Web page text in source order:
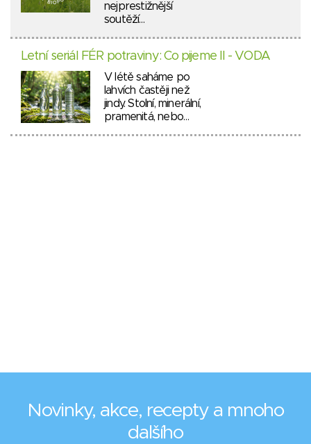
nejprestižnější
soutěží…
Letní seriál FÉR potraviny: Co pijeme II - VODA
V létě saháme po
lahvích častěji než
jindy. Stolní, minerální,
pramenitá, nebo…
Novinky, akce, recepty a mnoho
dalšího